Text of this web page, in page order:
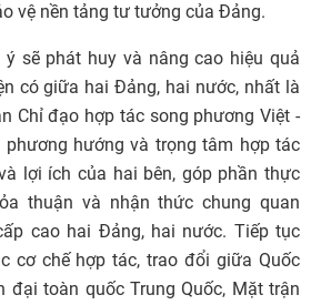
vệ nền tảng tư tưởng của Đảng.
sẽ phát huy và nâng cao hiệu quả
có giữa hai Đảng, hai nước, nhất là
Chỉ đạo hợp tác song phương Việt -
phương hướng và trọng tâm hợp tác
lợi ích của hai bên, góp phần thực
thuận và nhận thức chung quan
cao hai Đảng, hai nước. Tiếp tục
cơ chế hợp tác, trao đổi giữa Quốc
đại toàn quốc Trung Quốc, Mặt trận